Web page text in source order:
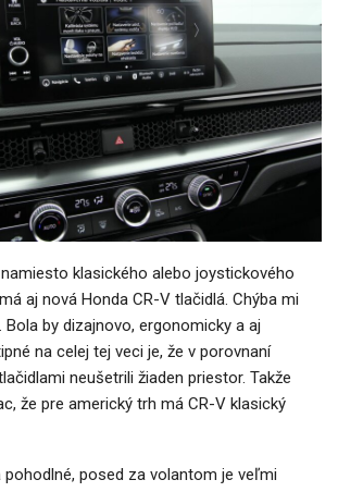
klasického alebo joystickového
aj nová Honda CR-V tlačidlá. Chýba mi
Bola by dizajnovo, ergonomicky a aj
na celej tej veci je, že v porovnaní
neušetrili žiaden priestor. Takže
že pre americký trh má CR-V klasický
pohodlné, posed za volantom je veľmi